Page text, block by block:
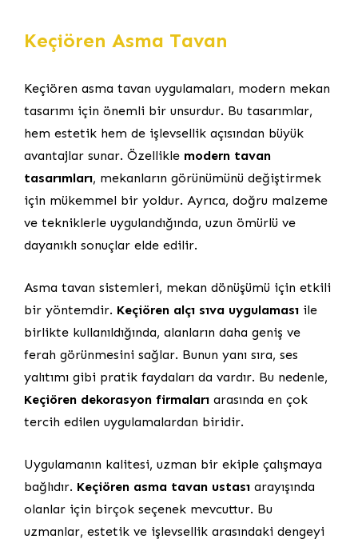
Keçiören Asma Tavan
Keçiören asma tavan uygulamaları, modern mekan
tasarımı için önemli bir unsurdur. Bu tasarımlar,
hem estetik hem de işlevsellik açısından büyük
avantajlar sunar. Özellikle modern tavan
tasarımları, mekanların görünümünü değiştirmek
için mükemmel bir yoldur. Ayrıca, doğru malzeme
ve tekniklerle uygulandığında, uzun ömürlü ve
dayanıklı sonuçlar elde edilir.
Asma tavan sistemleri, mekan dönüşümü için etkili
bir yöntemdir. Keçiören alçı sıva uygulaması ile
birlikte kullanıldığında, alanların daha geniş ve
ferah görünmesini sağlar. Bunun yanı sıra, ses
yalıtımı gibi pratik faydaları da vardır. Bu nedenle,
Keçiören dekorasyon firmaları arasında en çok
tercih edilen uygulamalardan biridir.
Uygulamanın kalitesi, uzman bir ekiple çalışmaya
bağlıdır. Keçiören asma tavan ustası arayışında
olanlar için birçok seçenek mevcuttur. Bu
uzmanlar, estetik ve işlevsellik arasındaki dengeyi